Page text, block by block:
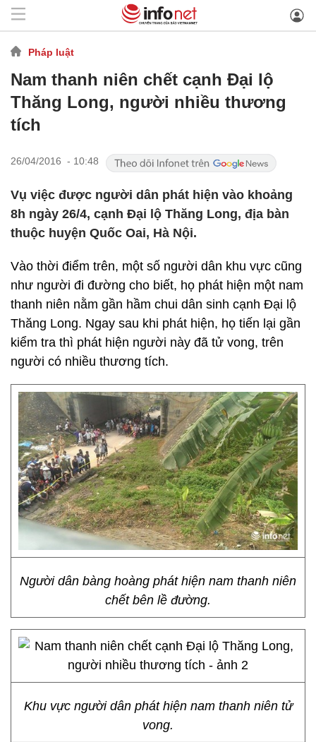
Pháp luật
Nam thanh niên chết cạnh Đại lộ
Thăng Long, người nhiều thương
tích
26/04/2016 - 10:48
Vụ việc được người dân phát hiện vào khoảng
8h ngày 26/4, cạnh Đại lộ Thăng Long, địa bàn
thuộc huyện Quốc Oai, Hà Nội.
Vào thời điểm trên, một số người dân khu vực cũng
như người đi đường cho biết, họ phát hiện một nam
thanh niên nằm gần hầm chui dân sinh cạnh Đại lộ
Thăng Long. Ngay sau khi phát hiện, họ tiến lại gần
kiểm tra thì phát hiện người này đã tử vong, trên
người có nhiều thương tích.
Người dân bàng hoàng phát hiện nam thanh niên
chết bên lề đường.
Khu vực người dân phát hiện nam thanh niên tử
vong.